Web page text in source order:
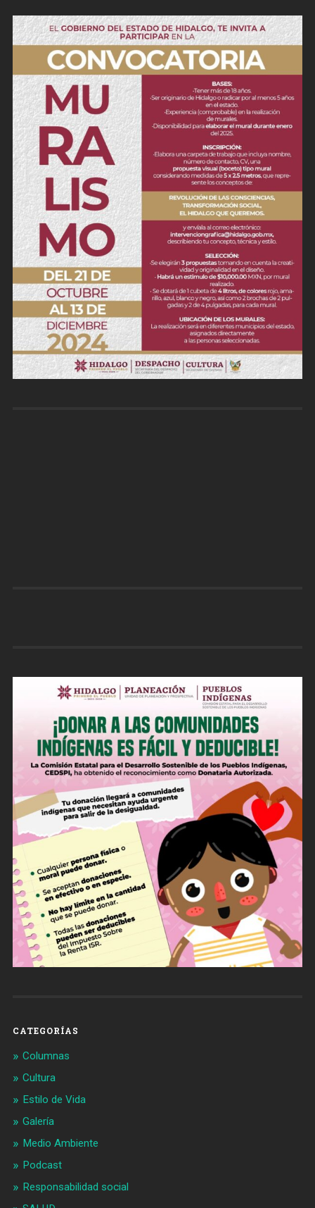
CATEGORÍAS
Columnas
Cultura
Estilo de Vida
Galería
Medio Ambiente
Podcast
Responsabilidad social